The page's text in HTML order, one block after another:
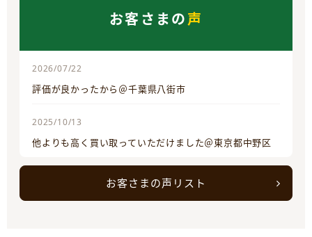
お客さまの声
2026/07/22
評価が良かったから＠千葉県八街市
2025/10/13
他よりも高く買い取っていただけました＠東京都中野区
お客さまの声リスト